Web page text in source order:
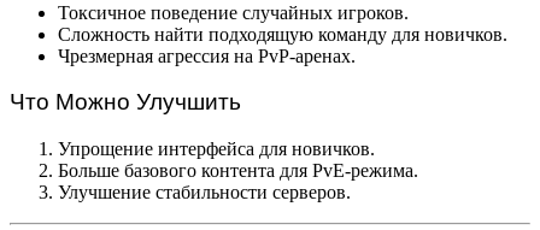
Токсичное поведение случайных игроков.
Сложность найти подходящую команду для новичков.
Чрезмерная агрессия на PvP-аренах.
Что Можно Улучшить
Упрощение интерфейса для новичков.
Больше базового контента для PvE-режима.
Улучшение стабильности серверов.